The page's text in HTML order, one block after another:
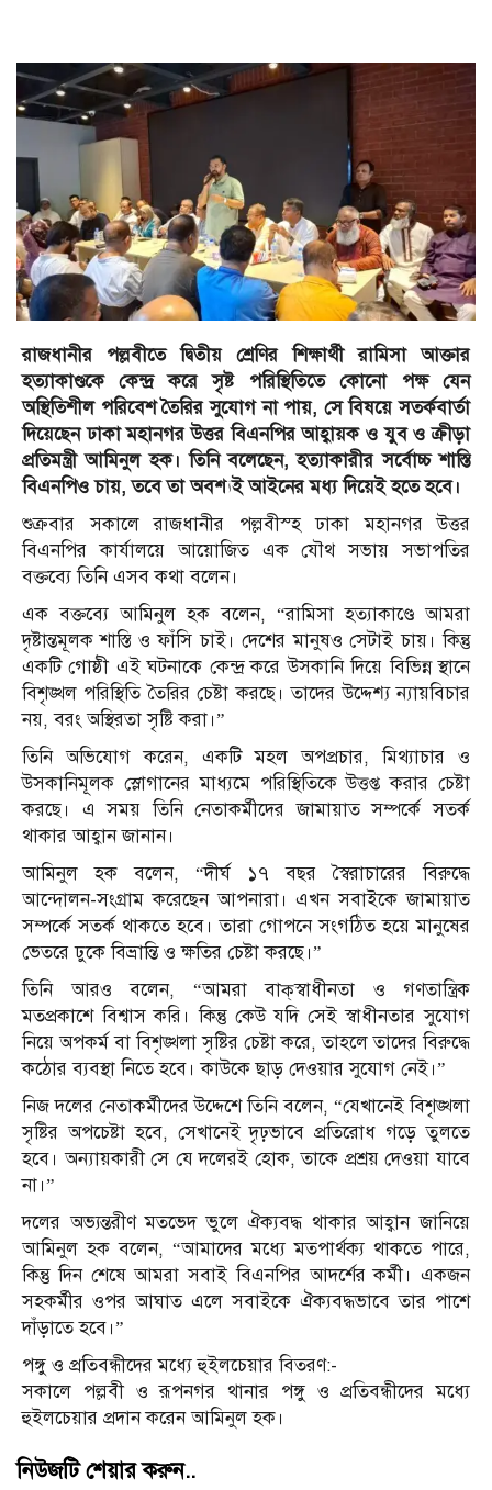
রাজধানীর পল্লবীতে দ্বিতীয় শ্রেণির শিক্ষার্থী রামিসা আক্তার
হত্যাকাণ্ডকে কেন্দ্র করে সৃষ্ট পরিস্থিতিতে কোনো পক্ষ যেন
অস্থিতিশীল পরিবেশ তৈরির সুযোগ না পায়, সে বিষয়ে সতর্কবার্তা
দিয়েছেন ঢাকা মহানগর উত্তর বিএনপির আহ্বায়ক ও যুব ও ক্রীড়া
প্রতিমন্ত্রী আমিনুল হক। তিনি বলেছেন, হত্যাকারীর সর্বোচ্চ শাস্তি
বিএনপিও চায়, তবে তা অবশ্যই আইনের মধ্য দিয়েই হতে হবে।
শুক্রবার সকালে রাজধানীর পল্লবীস্হ ঢাকা মহানগর উত্তর
বিএনপির কার্যালয়ে আয়োজিত এক যৌথ সভায় সভাপতির
বক্তব্যে তিনি এসব কথা বলেন।
এক বক্তব্যে আমিনুল হক বলেন, “রামিসা হত্যাকাণ্ডে আমরা
দৃষ্টান্তমূলক শাস্তি ও ফাঁসি চাই। দেশের মানুষও সেটাই চায়। কিন্তু
একটি গোষ্ঠী এই ঘটনাকে কেন্দ্র করে উসকানি দিয়ে বিভিন্ন স্থানে
বিশৃঙ্খল পরিস্থিতি তৈরির চেষ্টা করছে। তাদের উদ্দেশ্য ন্যায়বিচার
নয়, বরং অস্থিরতা সৃষ্টি করা।”
তিনি অভিযোগ করেন, একটি মহল অপপ্রচার, মিথ্যাচার ও
উসকানিমূলক স্লোগানের মাধ্যমে পরিস্থিতিকে উত্তপ্ত করার চেষ্টা
করছে। এ সময় তিনি নেতাকর্মীদের জামায়াত সম্পর্কে সতর্ক
থাকার আহ্বান জানান।
আমিনুল হক বলেন, “দীর্ঘ ১৭ বছর স্বৈরাচারের বিরুদ্ধে
আন্দোলন-সংগ্রাম করেছেন আপনারা। এখন সবাইকে জামায়াত
সম্পর্কে সতর্ক থাকতে হবে। তারা গোপনে সংগঠিত হয়ে মানুষের
ভেতরে ঢুকে বিভ্রান্তি ও ক্ষতির চেষ্টা করছে।”
তিনি আরও বলেন, “আমরা বাক্‌স্বাধীনতা ও গণতান্ত্রিক
মতপ্রকাশে বিশ্বাস করি। কিন্তু কেউ যদি সেই স্বাধীনতার সুযোগ
নিয়ে অপকর্ম বা বিশৃঙ্খলা সৃষ্টির চেষ্টা করে, তাহলে তাদের বিরুদ্ধে
কঠোর ব্যবস্থা নিতে হবে। কাউকে ছাড় দেওয়ার সুযোগ নেই।”
নিজ দলের নেতাকর্মীদের উদ্দেশে তিনি বলেন, “যেখানেই বিশৃঙ্খলা
সৃষ্টির অপচেষ্টা হবে, সেখানেই দৃঢ়ভাবে প্রতিরোধ গড়ে তুলতে
হবে। অন্যায়কারী সে যে দলেরই হোক, তাকে প্রশ্রয় দেওয়া যাবে
না।”
দলের অভ্যন্তরীণ মতভেদ ভুলে ঐক্যবদ্ধ থাকার আহ্বান জানিয়ে
আমিনুল হক বলেন, “আমাদের মধ্যে মতপার্থক্য থাকতে পারে,
কিন্তু দিন শেষে আমরা সবাই বিএনপির আদর্শের কর্মী। একজন
সহকর্মীর ওপর আঘাত এলে সবাইকে ঐক্যবদ্ধভাবে তার পাশে
দাঁড়াতে হবে।”
পঙ্গু ও প্রতিবন্ধীদের মধ্যে হুইলচেয়ার বিতরণ:-
সকালে পল্লবী ও রূপনগর থানার পঙ্গু ও প্রতিবন্ধীদের মধ্যে
হুইলচেয়ার প্রদান করেন আমিনুল হক।
নিউজটি শেয়ার করুন..